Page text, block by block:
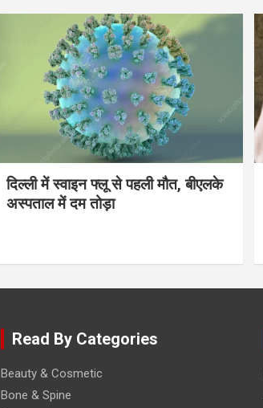
दिल्ली में स्वाइन फ्लू से पहली मौत, बीएलके
अस्पताल में दम तोड़ा
Read By Categories
Beauty & Cosmetic
Bone & Spine